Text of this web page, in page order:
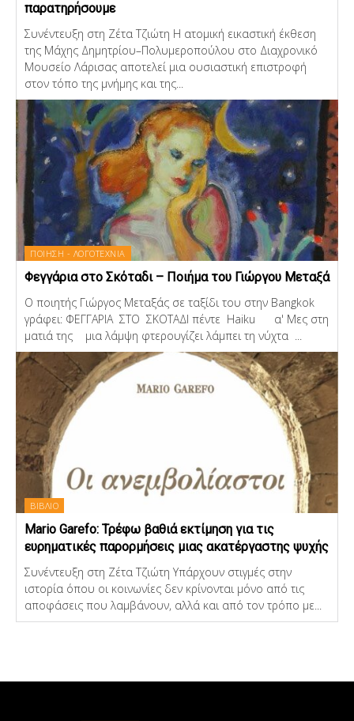
παρατηρήσουμε
Συνέντευξη στη Ζέτα Τζιώτη Η ατομική εικαστική έκθεση
της Μάχης Δημητρίου–Πολυμεροπούλου στο Διαχρονικό
Μουσείο Λάρισας αποτελεί μια ουσιαστική επιστροφή
στον τόπο της μνήμης και της...
ΠΟΙΗΣΗ - ΛΟΓΟΤΕΧΝΙΑ
Φεγγάρια στο Σκόταδι – Ποιήμα του Γιώργου Μεταξά
Ο ποιητής Γιώργος Μεταξάς σε ταξίδι του στην Bangkok
γράφει: ΦΕΓΓΑΡΙΑ ΣΤΟ ΣΚΟΤΑΔΙ πέντε Haiku α' Μες στη
ματιά της μια λάμψη φτερουγίζει λάμπει τη νύχτα ...
ΒΙΒΛΙΟ
Mario Garefo: Τρέφω βαθιά εκτίμηση για τις
ευρηματικές παρορμήσεις μιας ακατέργαστης ψυχής
Συνέντευξη στη Ζέτα Τζιώτη Υπάρχουν στιγμές στην
ιστορία όπου οι κοινωνίες δεν κρίνονται μόνο από τις
αποφάσεις που λαμβάνουν, αλλά και από τον τρόπο με...